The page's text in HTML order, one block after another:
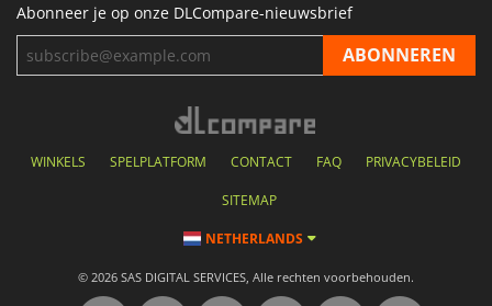
Abonneer je op onze DLCompare-nieuwsbrief
WINKELS SPELPLATFORM CONTACT FAQ PRIVACYBELEID
SITEMAP
NETHERLANDS
© 2026 SAS DIGITAL SERVICES, Alle rechten voorbehouden.